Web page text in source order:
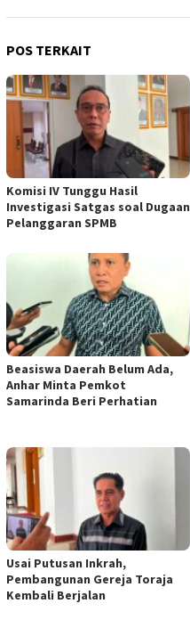
POS TERKAIT
Komisi IV Tunggu Hasil
Investigasi Satgas soal Dugaan
Pelanggaran SPMB
Beasiswa Daerah Belum Ada,
Anhar Minta Pemkot
Samarinda Beri Perhatian
Usai Putusan Inkrah,
Pembangunan Gereja Toraja
Kembali Berjalan